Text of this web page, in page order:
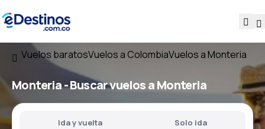
Vuelos baratosVuelos a ColombiaVuelos a Monteria
Monteria - Buscar vuelos a Monteria
Ida y vuelta Solo ida